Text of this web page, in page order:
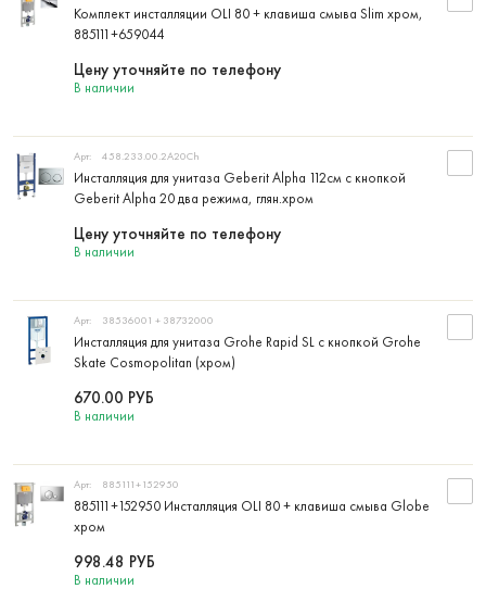
Комплект инсталляции OLI 80 + клавиша смыва Slim хром,
885111+659044
В наличии
Цену уточняйте по телефону
Инсталляция для унитаза Geberit Alpha 112см с кнопкой
Geberit Alpha 20 два режима, глян.хром
Арт: 458.233.00.2A20Ch
В наличии
Цену уточняйте по телефону
Инсталляция для унитаза Grohe Rapid SL с кнопкой Grohe
Skate Cosmopolitan (хром)
Арт: 38536001 + 38732000
В наличии
670.00 РУБ
885111+152950 Инсталляция OLI 80 + клавиша смыва Globe
хром
Арт: 885111+152950
В наличии
998.48 РУБ